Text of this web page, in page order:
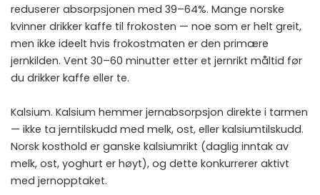
reduserer absorpsjonen med 39–64%. Mange norske
kvinner drikker kaffe til frokosten — noe som er helt greit,
men ikke ideelt hvis frokostmaten er den primære
jernkilden. Vent 30–60 minutter etter et jernrikt måltid før
du drikker kaffe eller te.
Kalsium. Kalsium hemmer jernabsorpsjon direkte i tarmen
— ikke ta jerntilskudd med melk, ost, eller kalsiumtilskudd.
Norsk kosthold er ganske kalsiumrikt (daglig inntak av
melk, ost, yoghurt er høyt), og dette konkurrerer aktivt
med jernopptaket.